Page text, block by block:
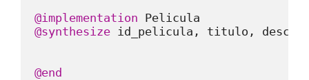
@implementation
@synthesize id_pelicula, titulo,
@end